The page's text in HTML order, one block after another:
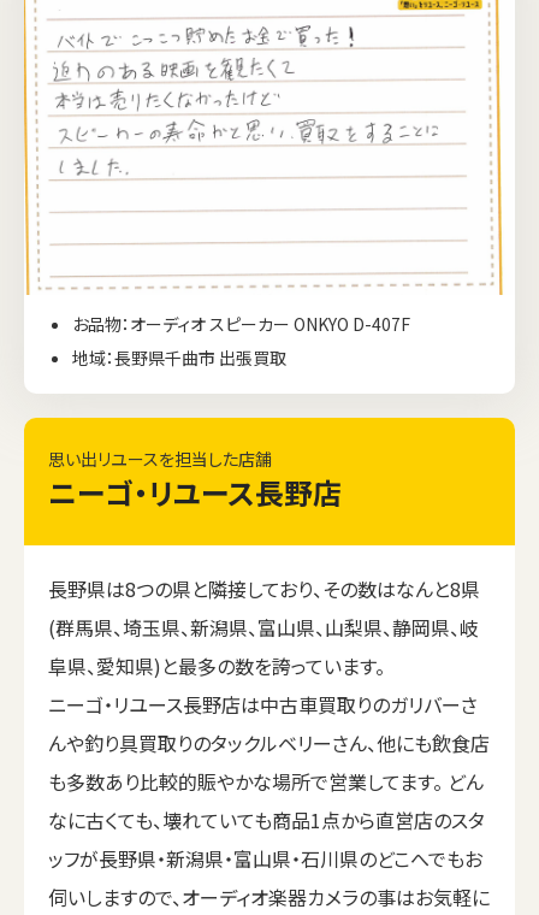
お品物：オーディオ スピーカー ONKYO D-407F
地域：長野県千曲市 出張買取
思い出リユースを担当した店舗
ニーゴ・リユース長野店
長野県は8つの県と隣接しており、その数はなんと8県
(群馬県、埼玉県、新潟県、富山県、山梨県、静岡県、岐
阜県、愛知県)と最多の数を誇っています。
ニーゴ・リユース長野店は中古車買取りのガリバーさ
んや釣り具買取りのタックルベリーさん、他にも飲食店
も多数あり比較的賑やかな場所で営業してます。 どん
なに古くても、壊れていても商品1点から直営店のスタ
ッフが長野県・新潟県・富山県・石川県のどこへでもお
伺いしますので、オーディオ楽器カメラの事はお気軽に